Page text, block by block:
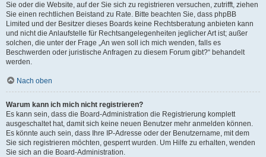
Sie oder die Website, auf der Sie sich zu registrieren versuchen, zutrifft, ziehen
Sie einen rechtlichen Beistand zu Rate. Bitte beachten Sie, dass phpBB
Limited und der Besitzer dieses Boards keine Rechtsberatung anbieten kann
und nicht die Anlaufstelle für Rechtsangelegenheiten jeglicher Art ist; außer
solchen, die unter der Frage „An wen soll ich mich wenden, falls es
Beschwerden oder juristische Anfragen zu diesem Forum gibt?“ behandelt
werden.
Nach oben
Warum kann ich mich nicht registrieren?
Es kann sein, dass die Board-Administration die Registrierung komplett
ausgeschaltet hat, damit sich keine neuen Benutzer mehr anmelden können.
Es könnte auch sein, dass Ihre IP-Adresse oder der Benutzername, mit dem
Sie sich registrieren möchten, gesperrt wurden. Um Hilfe zu erhalten, wenden
Sie sich an die Board-Administration.